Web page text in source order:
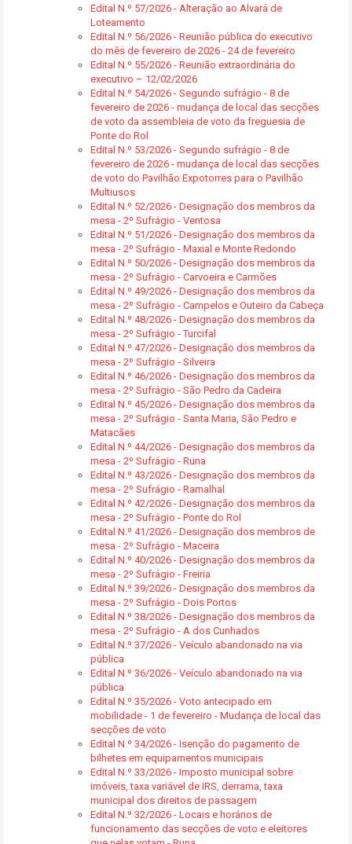
Edital N.º 57/2026 - Alteração ao Alvará de
Loteamento
Edital N.º 56/2026 - Reunião pública do executivo
do mês de fevereiro de 2026 - 24 de fevereiro
Edital N.º 55/2026 - Reunião extraordinária do
executivo – 12/02/2026
Edital N.º 54/2026 - Segundo sufrágio - 8 de
fevereiro de 2026 - mudança de local das secções
de voto da assembleia de voto da freguesia de
Ponte do Rol
Edital N.º 53/2026 - Segundo sufrágio - 8 de
fevereiro de 2026 - mudança de local das secções
de voto do Pavilhão Expotorres para o Pavilhão
Multiusos
Edital N.º 52/2026 - Designação dos membros da
mesa - 2º Sufrágio - Ventosa
Edital N.º 51/2026 - Designação dos membros da
mesa - 2º Sufrágio - Maxial e Monte Redondo
Edital N.º 50/2026 - Designação dos membros da
mesa - 2º Sufrágio - Carvoeira e Carmões
Edital N.º 49/2026 - Designação dos membros da
mesa - 2º Sufrágio - Campelos e Outeiro da Cabeça
Edital N.º 48/2026 - Designação dos membros da
mesa - 2º Sufrágio - Turcifal
Edital N.º 47/2026 - Designação dos membros da
mesa - 2º Sufrágio - Silveira
Edital N.º 46/2026 - Designação dos membros da
mesa - 2º Sufrágio - São Pedro da Cadeira
Edital N.º 45/2026 - Designação dos membros da
mesa - 2º Sufrágio - Santa Maria, São Pedro e
Matacães
Edital N.º 44/2026 - Designação dos membros da
mesa - 2º Sufrágio - Runa
Edital N.º 43/2026 - Designação dos membros da
mesa - 2º Sufrágio - Ramalhal
Edital N.º 42/2026 - Designação dos membros da
mesa - 2º Sufrágio - Ponte do Rol
Edital N.º 41/2026 - Designação dos membros de
mesa - 2º Sufrágio - Maceira
Edital N.º 40/2026 - Designação dos membros da
mesa - 2º Sufrágio - Freiria
Edital N.º 39/2026 - Designação dos membros da
mesa - 2º Sufrágio - Dois Portos
Edital N.º 38/2026 - Designação dos membros da
mesa - 2º Sufrágio - A dos Cunhados
Edital N.º 37/2026 - Veículo abandonado na via
pública
Edital N.º 36/2026 - Veículo abandonado na via
pública
Edital N.º 35/2026 - Voto antecipado em
mobilidade - 1 de fevereiro - Mudança de local das
secções de voto
Edital N.º 34/2026 - Isenção do pagamento de
bilhetes em equipamentos municipais
Edital N.º 33/2026 - Imposto municipal sobre
imóveis, taxa variável de IRS, derrama, taxa
municipal dos direitos de passagem
Edital N.º 32/2026 - Locais e horários de
funcionamento das secções de voto e eleitores